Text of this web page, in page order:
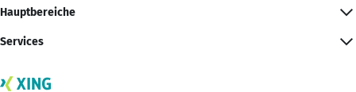
Hauptbereiche
Services